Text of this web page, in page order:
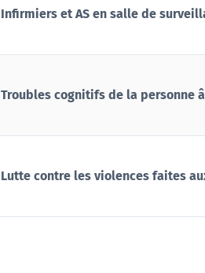
Infirmiers et AS en salle de
Troubles cognitifs de la personne
Lutte contre les violences faites